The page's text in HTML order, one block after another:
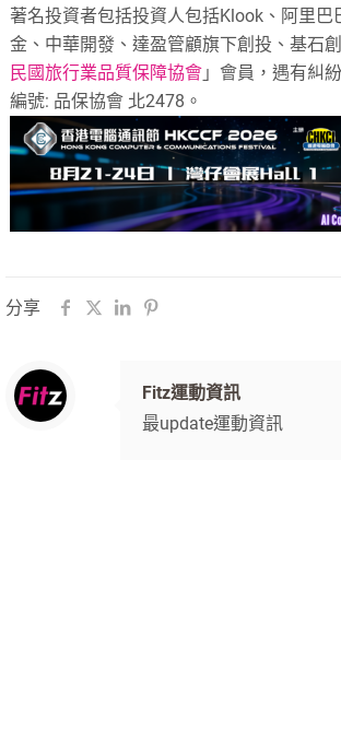
著名投資者包括投資人包括Klook、阿里巴
金、中華開發、達盈管顧旗下創投、基石
民國旅行業品質保障協會 」會員，遇有糾
編號: 品保協會 北2478。
分享
Fitz運動資訊
最update運動資訊